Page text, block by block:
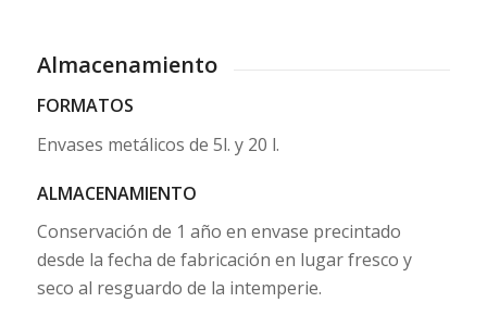
Almacenamiento
FORMATOS
Envases metálicos de 5l. y 20 l.
ALMACENAMIENTO
Conservación de 1 año en envase precintado
desde la fecha de fabricación en lugar fresco y
seco al resguardo de la intemperie.